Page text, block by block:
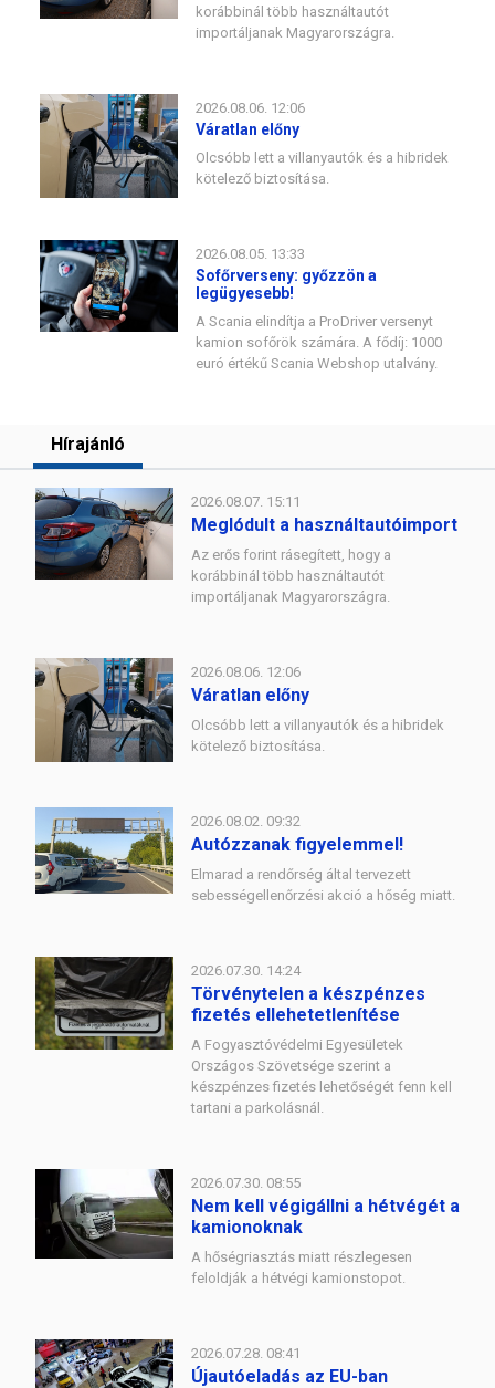
korábbinál több használtautót
importáljanak Magyarországra.
2026.08.06. 12:06
Váratlan előny
Olcsóbb lett a villanyautók és a hibridek
kötelező biztosítása.
2026.08.05. 13:33
Sofőrverseny: győzzön a
legügyesebb!
A Scania elindítja a ProDriver versenyt
kamion sofőrök számára. A fődíj: 1000
euró értékű Scania Webshop utalvány.
Hírajánló
2026.08.07. 15:11
Meglódult a használtautóimport
Az erős forint rásegített, hogy a
korábbinál több használtautót
importáljanak Magyarországra.
2026.08.06. 12:06
Váratlan előny
Olcsóbb lett a villanyautók és a hibridek
kötelező biztosítása.
2026.08.02. 09:32
Autózzanak figyelemmel!
Elmarad a rendőrség által tervezett
sebességellenőrzési akció a hőség miatt.
2026.07.30. 14:24
Törvénytelen a készpénzes
fizetés ellehetetlenítése
A Fogyasztóvédelmi Egyesületek
Országos Szövetsége szerint a
készpénzes fizetés lehetőségét fenn kell
tartani a parkolásnál.
2026.07.30. 08:55
Nem kell végigállni a hétvégét a
kamionoknak
A hőségriasztás miatt részlegesen
feloldják a hétvégi kamionstopot.
2026.07.28. 08:41
Újautóeladás az EU-ban